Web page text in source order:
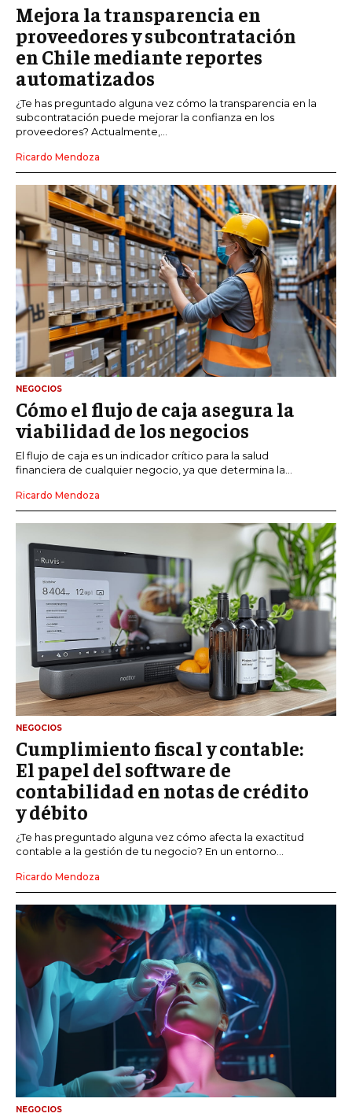
Mejora la transparencia en
proveedores y subcontratación
en Chile mediante reportes
automatizados
¿Te has preguntado alguna vez cómo la transparencia en la
subcontratación puede mejorar la confianza en los
proveedores? Actualmente,...
Ricardo Mendoza
NEGOCIOS
Cómo el flujo de caja asegura la
viabilidad de los negocios
El flujo de caja es un indicador crítico para la salud
financiera de cualquier negocio, ya que determina la...
Ricardo Mendoza
NEGOCIOS
Cumplimiento fiscal y contable:
El papel del software de
contabilidad en notas de crédito
y débito
¿Te has preguntado alguna vez cómo afecta la exactitud
contable a la gestión de tu negocio? En un entorno...
Ricardo Mendoza
NEGOCIOS